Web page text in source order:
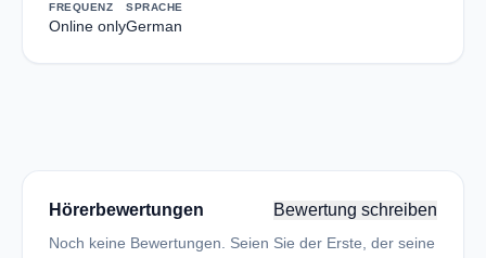
FREQUENZ
Online only
SPRACHE
German
Hörerbewertungen Bewertung schreiben
Noch keine Bewertungen. Seien Sie der Erste, der seine